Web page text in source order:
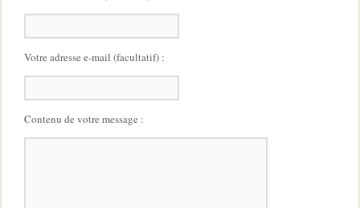
Votre adresse e-mail (facultatif) :
Contenu de votre message :